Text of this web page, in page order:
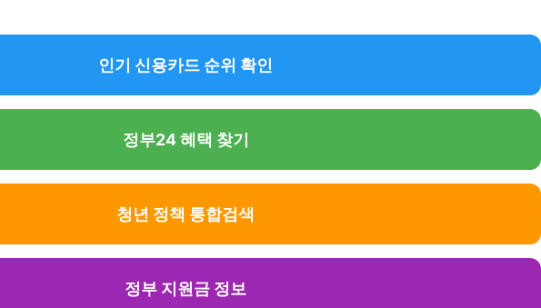
인기 신용카드 순위 확인
정부24 혜택 찾기
청년 정책 통합검색
정부 지원금 정보